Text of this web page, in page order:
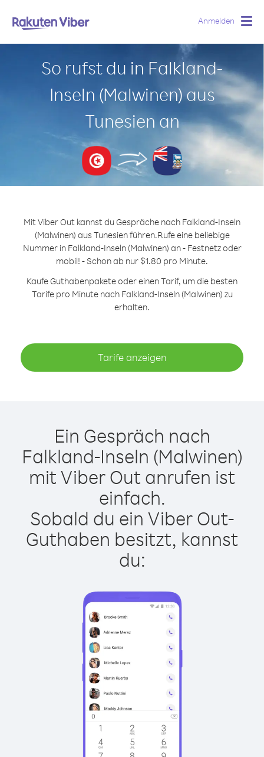
Anmelden
So rufst du in Falkland-
Inseln (Malwinen) aus
Tunesien an
Mit Viber Out kannst du Gespräche nach Falkland-Inseln
(Malwinen) aus Tunesien führen.Rufe eine beliebige
Nummer in Falkland-Inseln (Malwinen) an - Festnetz oder
mobil! - Schon ab nur $1.80 pro Minute.
Kaufe Guthabenpakete oder einen Tarif, um die besten
Tarife pro Minute nach Falkland-Inseln (Malwinen) zu
erhalten.
Tarife anzeigen
Ein Gespräch nach
Falkland-Inseln (Malwinen)
mit Viber Out anrufen ist
einfach.
Sobald du ein Viber Out-
Guthaben besitzt, kannst
du: